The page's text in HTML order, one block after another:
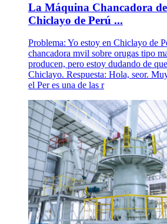
La Máquina Chancadora
Chiclayo de Perú ...
Problema: Yo estoy en Chiclayo de
chancadora mvil sobre orugas tipo
producen, pero estoy dudando de
Chiclayo. Respuesta: Hola, seor.
el Per es una de las r